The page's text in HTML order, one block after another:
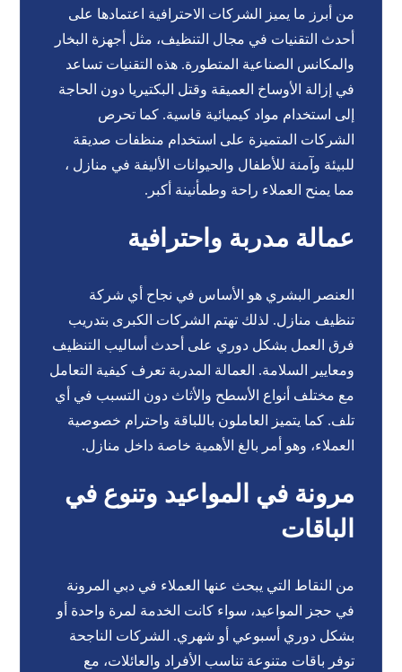
من أبرز ما يميز الشركات الاحترافية اعتمادها على
أحدث التقنيات في مجال التنظيف، مثل أجهزة البخار
والمكانس الصناعية المتطورة. هذه التقنيات تساعد
في إزالة الأوساخ العميقة وقتل البكتيريا دون الحاجة
إلى استخدام مواد كيميائية قاسية. كما تحرص
الشركات المتميزة على استخدام منظفات صديقة
للبيئة وآمنة للأطفال والحيوانات الأليفة في منازل ،
مما يمنح العملاء راحة وطمأنينة أكبر.
عمالة مدربة واحترافية
العنصر البشري هو الأساس في نجاح أي شركة
تنظيف منازل. لذلك تهتم الشركات الكبرى بتدريب
فرق العمل بشكل دوري على أحدث أساليب التنظيف
ومعايير السلامة. العمالة المدربة تعرف كيفية التعامل
مع مختلف أنواع الأسطح والأثاث دون التسبب في أي
تلف. كما يتميز العاملون باللباقة واحترام خصوصية
العملاء، وهو أمر بالغ الأهمية خاصة داخل منازل.
مرونة في المواعيد وتنوع في
الباقات
من النقاط التي يبحث عنها العملاء في دبي المرونة
في حجز المواعيد، سواء كانت الخدمة لمرة واحدة أو
بشكل دوري أسبوعي أو شهري. الشركات الناجحة
توفر باقات متنوعة تناسب الأفراد والعائلات، مع